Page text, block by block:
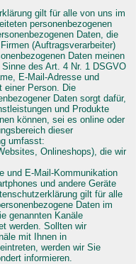
gilt für alle von uns im
personenbezogenen
Daten, die
(Auftragsverarbeiter)
Daten meinen
des Art. 4 Nr. 1 DSGVO
E-Mail-Adresse und
einer Person. Die
Daten sorgt dafür,
und Produkte
können, sei es online oder
dieser
umfasst:
Onlineshops), die wir
und E-Mail-Kommunikation
und andere Geräte
gilt für alle
Daten im
genannten Kanäle
werden. Sollten wir
mit Ihnen in
werden wir Sie
informieren.